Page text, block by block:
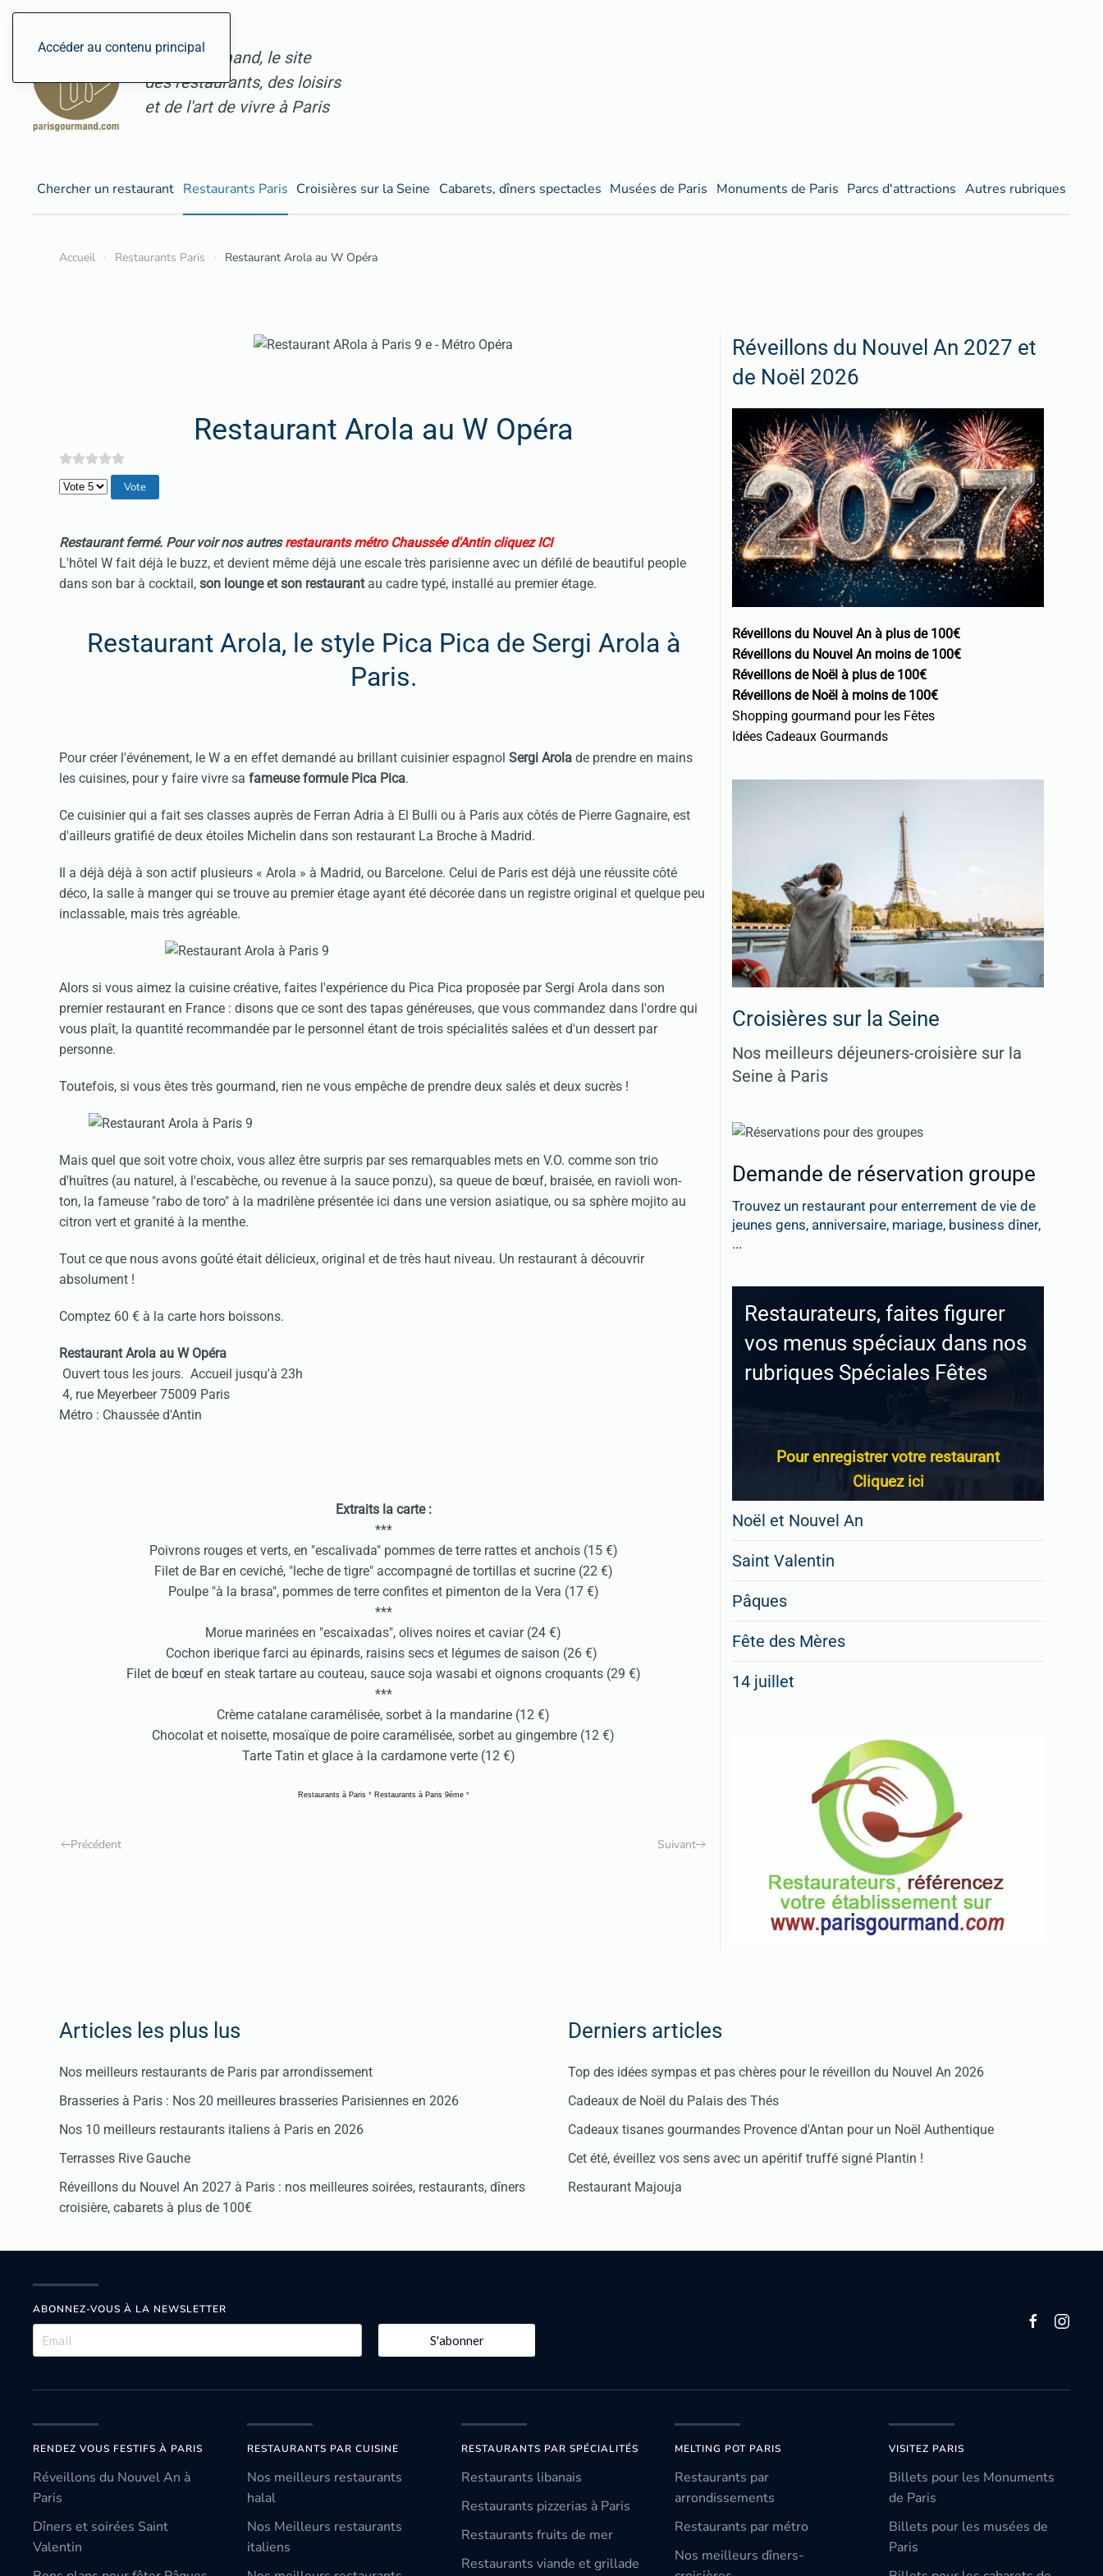
Accéder au contenu principal
ParisGourmand, le site
des restaurants, des loisirs
et de l'art de vivre à Paris
Chercher un restaurant Restaurants Paris Croisières sur la Seine Cabarets, dîners spectacles Musées de Paris Monuments de Paris Parcs d'attractions Autres rubriques
Accueil Restaurants Paris Restaurant Arola au W Opéra
Restaurant Arola au W Opéra
Veuillez voter
Restaurant fermé. Pour voir nos autresrestaurants métro Chaussée d'Antin cliquez ICI
L'hôtel W fait déjà le buzz, et devient même déjà une escale très parisienne avec un défilé de beautiful people
dans son bar à cocktail, son lounge et son restaurant au cadre typé, installé au premier étage.
Restaurant Arola, le style Pica Pica de Sergi Arola à
Paris.
Pour créer l'événement, le W a en effet demandé au brillant cuisinier espagnol Sergi Arola de prendre en mains
les cuisines, pour y faire vivre sa fameuse formule Pica Pica.
Ce cuisinier qui a fait ses classes auprès de Ferran Adria à El Bulli ou à Paris aux côtés de Pierre Gagnaire, est
d'ailleurs gratifié de deux étoiles Michelin dans son restaurant La Broche à Madrid.
Il a déjà déjà à son actif plusieurs « Arola » à Madrid, ou Barcelone. Celui de Paris est déjà une réussite côté
déco, la salle à manger qui se trouve au premier étage ayant été décorée dans un registre original et quelque peu
inclassable, mais très agréable.
Alors si vous aimez la cuisine créative, faites l'expérience du Pica Pica proposée par Sergi Arola dans son
premier restaurant en France : disons que ce sont des tapas généreuses, que vous commandez dans l'ordre qui
vous plaît, la quantité recommandée par le personnel étant de trois spécialités salées et d'un dessert par
personne.
Toutefois, si vous êtes très gourmand, rien ne vous empêche de prendre deux salés et deux sucrès !
Mais quel que soit votre choix, vous allez être surpris par ses remarquables mets en V.O. comme son trio
d'huîtres (au naturel, à l'escabèche, ou revenue à la sauce ponzu), sa queue de bœuf, braisée, en ravioli won-
ton, la fameuse "rabo de toro" à la madrilène présentée ici dans une version asiatique, ou sa sphère mojito au
citron vert et granité à la menthe.
Tout ce que nous avons goûté était délicieux, original et de très haut niveau. Un restaurant à découvrir
absolument !
Comptez 60 € à la carte hors boissons.
Restaurant Arola au W Opéra
Ouvert tous les jours. Accueil jusqu'à 23h
4, rue Meyerbeer 75009 Paris
Métro : Chaussée d'Antin
Extraits la carte :
***
Poivrons rouges et verts, en "escalivada" pommes de terre rattes et anchois (15 €)
Filet de Bar en ceviché, "leche de tigre" accompagné de tortillas et sucrine (22 €)
Poulpe "à la brasa", pommes de terre confites et pimenton de la Vera (17 €)
***
Morue marinées en "escaixadas", olives noires et caviar (24 €)
Cochon iberique farci au épinards, raisins secs et légumes de saison (26 €)
Filet de bœuf en steak tartare au couteau, sauce soja wasabi et oignons croquants (29 €)
***
Crème catalane caramélisée, sorbet à la mandarine (12 €)
Chocolat et noisette, mosaïque de poire caramélisée, sorbet au gingembre (12 €)
Tarte Tatin et glace à la cardamone verte (12 €)
Restaurants à Paris* Restaurants à Paris 9éme*
Précédent Suivant
Réveillons du Nouvel An 2027 et
de Noël 2026
Réveillons du Nouvel An à plus de 100€
Réveillons du Nouvel An moins de 100€
Réveillons de Noël à plus de 100€
Réveillons de Noël à moins de 100€
Shopping gourmand pour les Fêtes
Idées Cadeaux Gourmands
Croisières sur la Seine
Nos meilleurs déjeuners-croisière sur la
Seine à Paris
Demande de réservation groupe
Trouvez un restaurant pour enterrement de vie de
jeunes gens, anniversaire, mariage, business dîner,
...
Restaurateurs, faites figurer
vos menus spéciaux dans nos
rubriques Spéciales Fêtes
Pour enregistrer votre restaurant
Cliquez ici
Noël et Nouvel An
Saint Valentin
Pâques
Fête des Mères
14 juillet
Articles les plus lus
Nos meilleurs restaurants de Paris par arrondissement
Brasseries à Paris : Nos 20 meilleures brasseries Parisiennes en 2026
Nos 10 meilleurs restaurants italiens à Paris en 2026
Terrasses Rive Gauche
Réveillons du Nouvel An 2027 à Paris : nos meilleures soirées, restaurants, dîners
croisière, cabarets à plus de 100€
Derniers articles
Top des idées sympas et pas chères pour le réveillon du Nouvel An 2026
Cadeaux de Noël du Palais des Thés
Cadeaux tisanes gourmandes Provence d'Antan pour un Noël Authentique
Cet été, éveillez vos sens avec un apéritif truffé signé Plantin !
Restaurant Majouja
ABONNEZ-VOUS À LA NEWSLETTER
S'abonner
RENDEZ VOUS FESTIFS À PARIS
Réveillons du Nouvel An à
Paris
Dîners et soirées Saint
Valentin
RESTAURANTS PAR CUISINE
Nos meilleurs restaurants
halal
Nos Meilleurs restaurants
italiens
RESTAURANTS PAR SPÉCIALITÉS
Restaurants libanais
Restaurants pizzerias à Paris
Restaurants fruits de mer
Restaurants viande et grillade
MELTING POT PARIS
Restaurants par
arrondissements
Restaurants par métro
Nos meilleurs dîners-
VISITEZ PARIS
Billets pour les Monuments
de Paris
Billets pour les musées de
Paris